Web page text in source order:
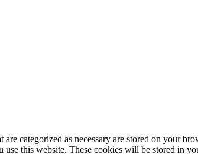
categorized as necessary are stored on your
this website. These cookies will be stored in